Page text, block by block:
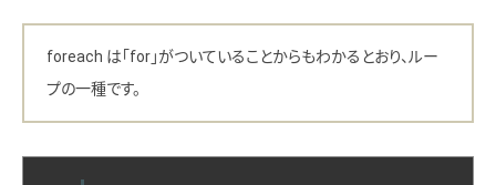
foreach は「for」がついていることからもわかるとおり、ルー
プの一種です。